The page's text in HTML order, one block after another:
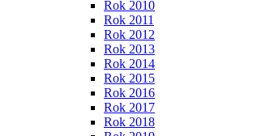
Rok 2010
Rok 2011
Rok 2012
Rok 2013
Rok 2014
Rok 2015
Rok 2016
Rok 2017
Rok 2018